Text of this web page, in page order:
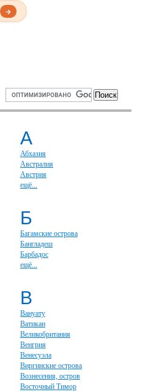
→
А
Абхазия
Австралия
Австрия
ещё...
Б
Багамские острова
Бангладеш
Барбадос
ещё...
В
Вануату
Ватикан
Великобритания
Венгрия
Венесуэла
Виргинские острова
Вознесения, остров
Восточный Тимор